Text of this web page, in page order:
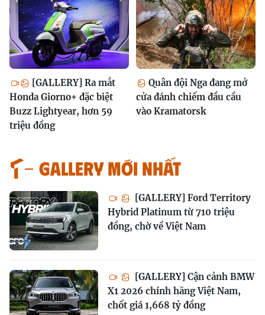
[GALLERY] Ra mắt
Honda Giorno+ đặc biệt
Buzz Lightyear, hơn 59
triệu đồng
Quân đội Nga đang mở
cửa đánh chiếm đầu cầu
vào Kramatorsk
GALLERY MỚI NHẤT
[GALLERY] Ford Territory
Hybrid Platinum từ 710 triệu
đồng, chờ về Việt Nam
[GALLERY] Cận cảnh BMW
X1 2026 chính hãng Việt Nam,
chốt giá 1,668 tỷ đồng